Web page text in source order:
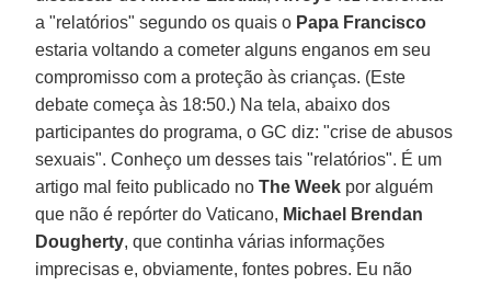
a "relatórios" segundo os quais o Papa Francisco
estaria voltando a cometer alguns enganos em seu
compromisso com a proteção às crianças. (Este
debate começa às 18:50.) Na tela, abaixo dos
participantes do programa, o GC diz: "crise de abusos
sexuais". Conheço um desses tais "relatórios". É um
artigo mal feito publicado noThe Week por alguém
que não é repórter do Vaticano, Michael Brendan
Dougherty, que continha várias informações
imprecisas e, obviamente, fontes pobres. Eu não